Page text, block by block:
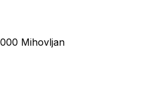
Mihovljan